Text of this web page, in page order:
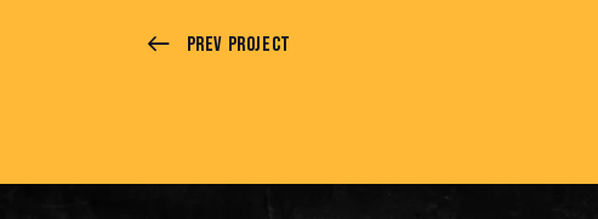
Prev Project